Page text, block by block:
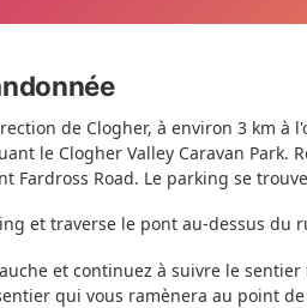
de Clogher, à environ 3 km à
le Clogher Valley Caravan Park.
Fardross Road. Le parking se
et traverse le pont au-dessus du
et continuez à suivre le
qui vous ramènera au point de